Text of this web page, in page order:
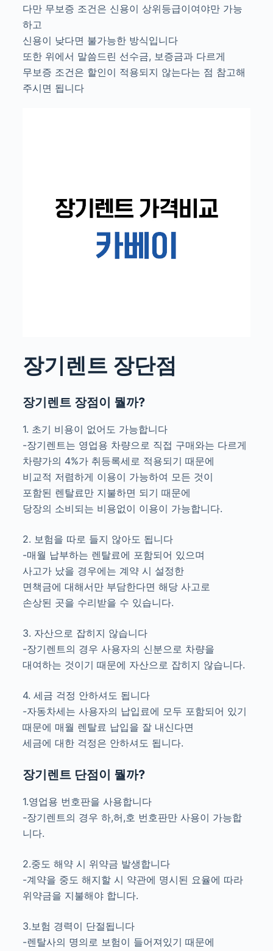
다만 무보증 조건은 신용이 상위등급이여야만 가능
하고
신용이 낮다면 불가능한 방식입니다
또한 위에서 말씀드린 선수금, 보증금과 다르게
무보증 조건은 할인이 적용되지 않는다는 점 참고해
주시면 됩니다
장기렌트 장단점
장기렌트 장점이 뭘까?
1. 초기 비용이 없어도 가능합니다
-장기렌트는 영업용 차량으로 직접 구매와는 다르게
차량가의 4%가 취등록세로 적용되기 때문에
비교적 저렴하게 이용이 가능하여 모든 것이
포함된 렌탈료만 지불하면 되기 때문에
당장의 소비되는 비용없이 이용이 가능합니다.
2. 보험을 따로 들지 않아도 됩니다
-매월 납부하는 렌탈료에 포함되어 있으며
사고가 났을 경우에는 계약 시 설정한
면책금에 대해서만 부담한다면 해당 사고로
손상된 곳을 수리받을 수 있습니다.
3. 자산으로 잡히지 않습니다
-장기렌트의 경우 사용자의 신분으로 차량을
대여하는 것이기 때문에 자산으로 잡히지 않습니다.
4. 세금 걱정 안하셔도 됩니다
-자동차세는 사용자의 납입료에 모두 포함되어 있기
때문에 매월 렌탈료 납입을 잘 내신다면
세금에 대한 걱정은 안하셔도 됩니다.
장기렌트 단점이 뭘까?
1.영업용 번호판을 사용합니다
-장기렌트의 경우 하,허,호 번호판만 사용이 가능합
니다.
2.중도 해약 시 위약금 발생합니다
-계약을 중도 해지할 시 약관에 명시된 요율에 따라
위약금을 지불해야 합니다.
3.보험 경력이 단절됩니다
-렌탈사의 명의로 보험이 들어져있기 때문에